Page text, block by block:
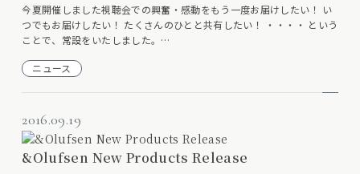
今夏開催しました視聴会での興奮・感動をもう一度お届けしたい！ い
つでもお届けしたい！ たくさんのひとと共有したい！ ・・・・ という
ことで、常設をいたしました。…
ニュース
2016.09.19
&Olufsen New Products Release